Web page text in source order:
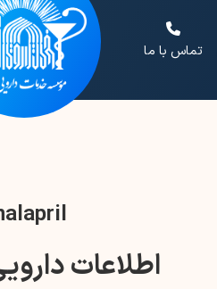
تماس با ما
اطلاعات